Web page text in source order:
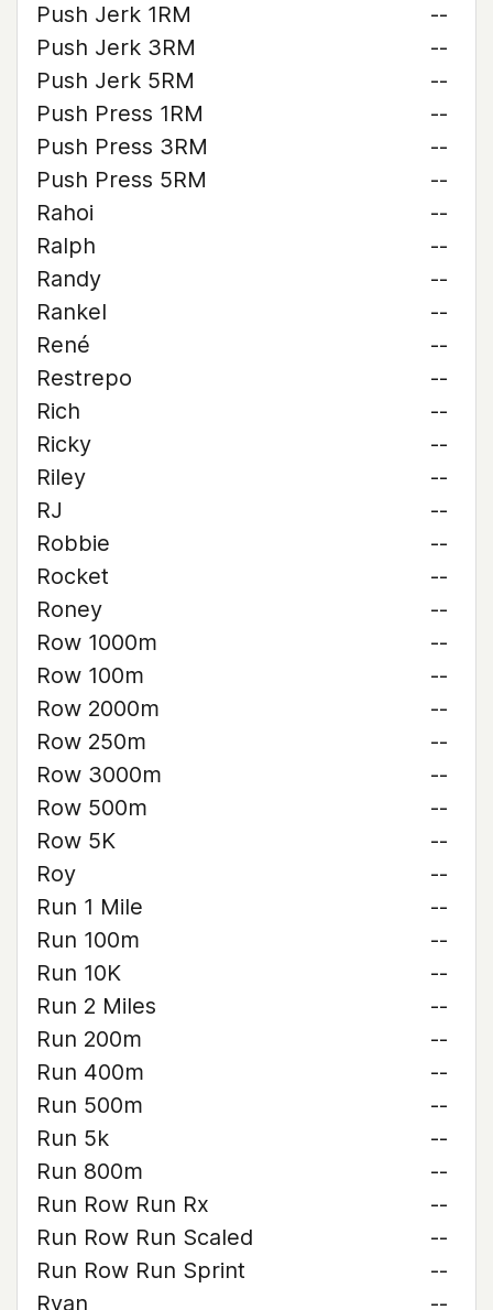
Push Jerk 1RM
--
Push Jerk 3RM
--
Push Jerk 5RM
--
Push Press 1RM
--
Push Press 3RM
--
Push Press 5RM
--
Rahoi
--
Ralph
--
Randy
--
Rankel
--
René
--
Restrepo
--
Rich
--
Ricky
--
Riley
--
RJ
--
Robbie
--
Rocket
--
Roney
--
Row 1000m
--
Row 100m
--
Row 2000m
--
Row 250m
--
Row 3000m
--
Row 500m
--
Row 5K
--
Roy
--
Run 1 Mile
--
Run 100m
--
Run 10K
--
Run 2 Miles
--
Run 200m
--
Run 400m
--
Run 500m
--
Run 5k
--
Run 800m
--
Run Row Run Rx
--
Run Row Run Scaled
--
Run Row Run Sprint
--
Ryan
--